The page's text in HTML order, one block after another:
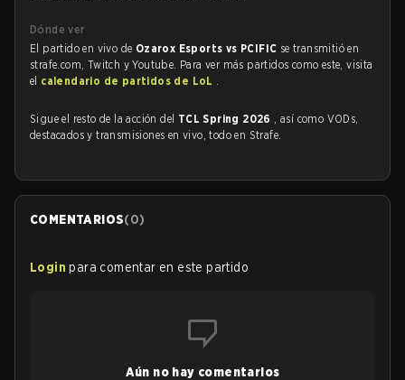
Dónde ver
El partido en vivo de Ozarox Esports vs PCIFIC se transmitió en
strafe.com, Twitch y Youtube. Para ver más partidos como este, visita
el calendario de partidos de LoL .
Sigue el resto de la acción del TCL Spring 2026 , así como VODs,
destacados y transmisiones en vivo, todo en Strafe.
COMENTARIOS(0)
Login para comentar en este partido
Aún no hay comentarios